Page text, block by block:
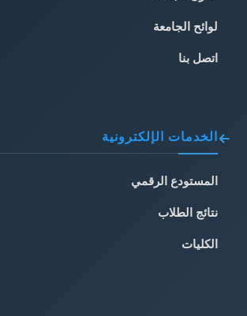
لوائح الجامعة
اتصل بنا
الخدمات الإلكترونية
المستودع الرقمي
نتائج الطلاب
الكليات